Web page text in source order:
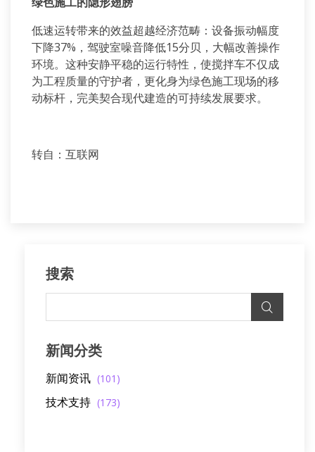
低速运转带来的效益超越经济范畴：设备振动幅度
下降37% ，驾驶室噪音降低15分贝，大幅改善操作
环境。这种安静平稳的运行特性，使搅拌车不仅成
为工程质量的守护者，更化身为绿色施工现场的移
动标杆，完美契合现代建造的可持续发展要求。
转自：互联网
搜索
新闻分类
新闻资讯 (101)
技术支持 (173)